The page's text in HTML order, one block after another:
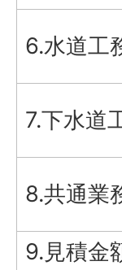
6.水道工
7.下水道
8.共通業
9.見積金